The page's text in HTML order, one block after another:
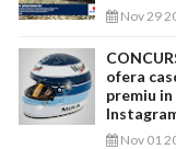
Nov 29
ofera
premiu
Nov 01